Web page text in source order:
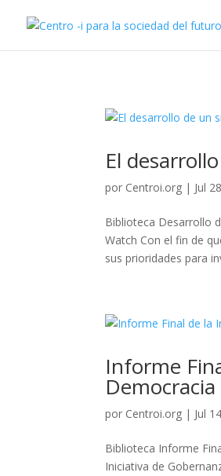
El
por Centroi.org | Jul
Biblioteca Desarrollo
Watch Con el fin de
sus prioridades para
Informe
Democracia
por Centroi.org | Jul
Biblioteca Informe
Iniciativa de